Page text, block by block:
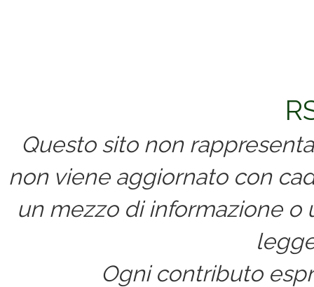
Questo sito non
non viene aggiornato con
un mezzo di informazione
Ogni contributo